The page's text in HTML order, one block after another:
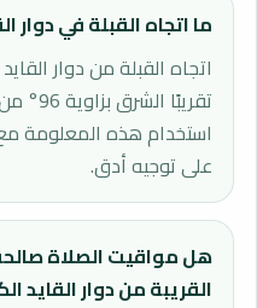
ما اتجاه القبلة في دوار
اتجاه القبلة من دوار
استخدام هذه المعلومة
على توجيه أدق.
هل مواقيت الصلاة
القريبة من دوار القايد